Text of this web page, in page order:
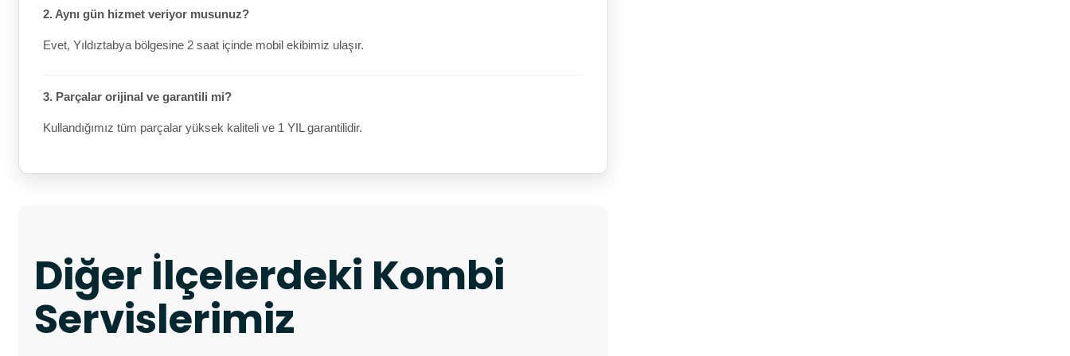
2. Aynı gün hizmet veriyor musunuz?
Evet, Yıldıztabya bölgesine 2 saat içinde mobil ekibimiz ulaşır.
3. Parçalar orijinal ve garantili mi?
Kullandığımız tüm parçalar yüksek kaliteli ve 1 YIL garantilidir.
Diğer İlçelerdeki Kombi
Servislerimiz